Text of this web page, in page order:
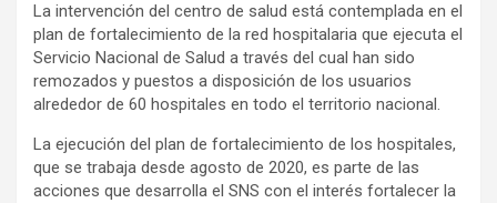
La intervención del centro de salud está contemplada en el
plan de fortalecimiento de la red hospitalaria que ejecuta el
Servicio Nacional de Salud a través del cual han sido
remozados y puestos a disposición de los usuarios
alrededor de 60 hospitales en todo el territorio nacional.
La ejecución del plan de fortalecimiento de los hospitales,
que se trabaja desde agosto de 2020, es parte de las
acciones que desarrolla el SNS con el interés fortalecer la